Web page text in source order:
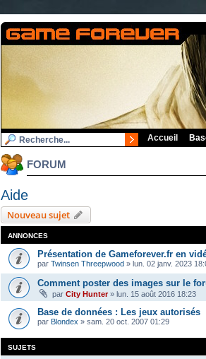
Accueil
FORUM
Aide
Nouveau sujet
ANNONCES
Présentation de Gameforever.fr en
par Twinsen Threepwood » lun. 02 janv. 2023
Comment poster des images sur le
par City Hunter» lun. 15 août 2016 18:23
Base de données : Les jeux autorisés
par Blondex » sam. 20 oct. 2007 01:29
SUJETS